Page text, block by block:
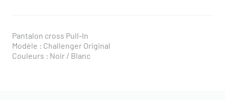
Pantalon cross Pull-In
Modèle : Challenger Original
Couleurs : Noir / Blanc